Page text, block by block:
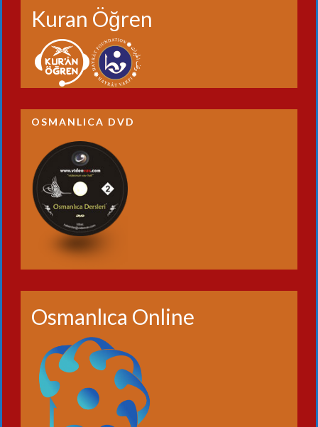
Kuran Öğren
OSMANLICA DVD
Osmanlıca Online